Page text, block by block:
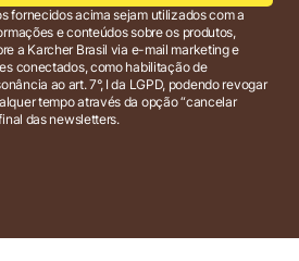
fornecidos acima sejam utilizados com a
e conteúdos sobre os produtos,
conectados, como habilitação de
ao art. 7°, I da LGPD, podendo revogar
tempo através da opção “cancelar
das newsletters.